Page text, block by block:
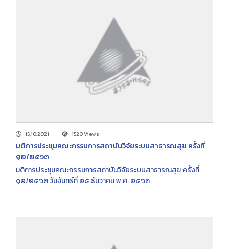
15.10.2021 1520 Views
มติการประชุมคณะกรรมการสถาบันวิจัยระบบสาธารณสุข ครั้งที่
๑๒/๒๕๖๓
มติการประชุมคณะกรรมการสถาบันวิจัยระบบสาธารณสุข ครั้งที่
๑๒/๒๕๖๓ วันจันทร์ที่ ๒๕ ธันวาคม พ.ศ. ๒๕๖๓